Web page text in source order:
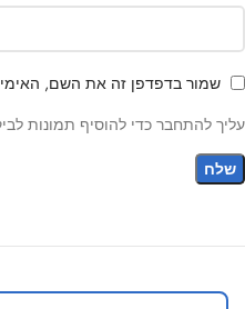
שמור בדפדפן זה את השם,
עליך להתחבר כדי להוסיף תמונות